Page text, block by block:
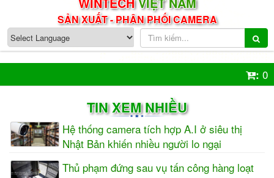
SẢN XUẤT - PHÂN PHỐI CAMERA
: 0
TIN XEM NHIỀU
Hệ thống camera tích hợp A.I ở siêu thị
Nhật Bản khiến nhiều người lo ngại
Thủ phạm đứng sau vụ tấn công hàng loạt